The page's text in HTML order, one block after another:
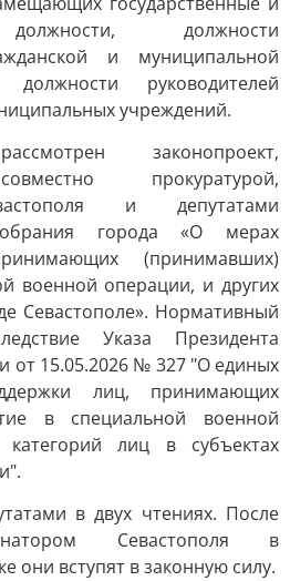
должности
и муниципальной
руководителей
учреждений.
законопроект,
прокуратурой,
и депутатами
города «О мерах
(принимавших)
военной операции, и других
Севастополе». Нормативный
Указа Президента
от 15.05.2026 № 327 "О единых
лиц, принимающих
в специальной военной
лиц в субъектах
в двух чтениях. После
Севастополя в
они вступят в законную силу.